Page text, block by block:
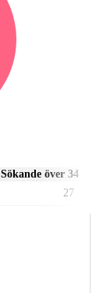
Sökande över 34
27